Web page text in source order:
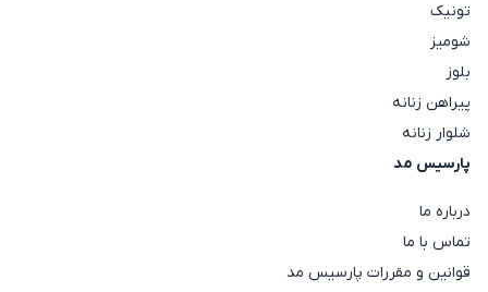
تونیک
شومیز
بلوز
پیراهن زنانه
شلوار زنانه
پارسیس مد
درباره ما
تماس با ما
قوانین و مقررات پارسیس مد